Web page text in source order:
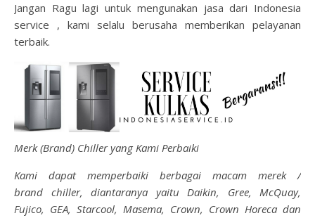
Jangan Ragu lagi untuk mengunakan jasa dari Indonesia
service , kami selalu berusaha memberikan pelayanan
terbaik.
Merk (Brand) Chiller yang Kami Perbaiki
Kami dapat memperbaiki berbagai macam merek /
brand chiller, diantaranya yaitu Daikin, Gree, McQuay,
Fujico, GEA, Starcool, Masema, Crown, Crown Horeca dan